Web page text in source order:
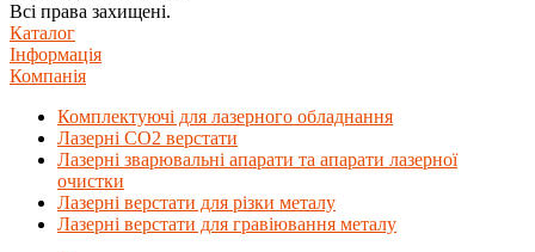
Всі права захищені.
Каталог
Інформація
Компанія
Комплектуючі для лазерного обладнання
Лазерні СО2 верстати
Лазерні зварювальні апарати та апарати лазерної
очистки
Лазерні верстати для різки металу
Лазерні верстати для гравіювання металу